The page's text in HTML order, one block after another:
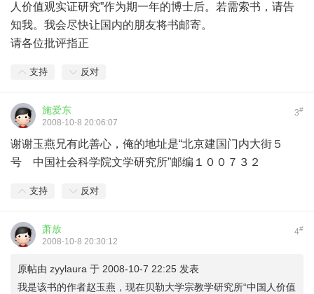
人价值观实证研究”作为期一年的博士后。若需索书，请告
知我。我会尽快让国内的朋友将书邮寄。
请各位批评指正
支持 反对
3#
施爱东
2008-10-8 20:06:07
谢谢玉燕兄有此善心，俺的地址是“北京建国门内大街５
号 中国社会科学院文学研究所”邮编１００７３２
支持 反对
4#
萧放
2008-10-8 20:30:12
原帖由 zyylaura 于 2008-10-7 22:25 发表
我是该书的作者赵玉燕，现在贝勒大学宗教学研究所“中国人价值